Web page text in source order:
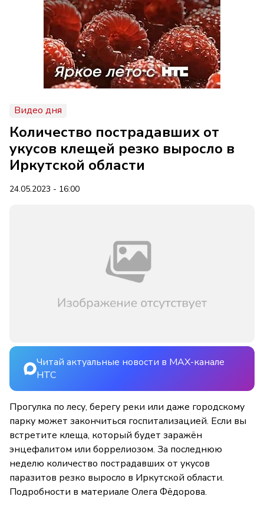
Видео дня
Количество пострадавших от
укусов клещей резко выросло в
Иркутской области
24.05.2023 - 16:00
Читай актуальные новости в MAX-канале
НТС
Прогулка по лесу, берегу реки или даже городскому
парку может закончиться госпитализацией. Если вы
встретите клеща, который будет заражён
энцефалитом или боррелиозом. За последнюю
неделю количество пострадавших от укусов
паразитов резко выросло в Иркутской области.
Подробности в материале Олега Фёдорова.